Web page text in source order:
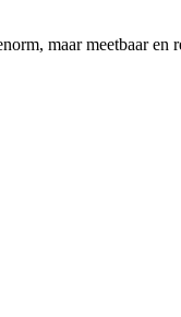
maar meetbaar en